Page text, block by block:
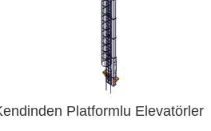
Platformlu Elevatörler